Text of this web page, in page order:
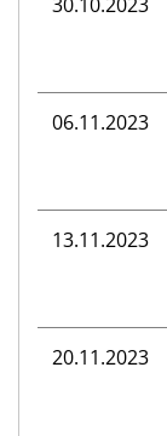
06.11.2023
13.11.2023
20.11.2023